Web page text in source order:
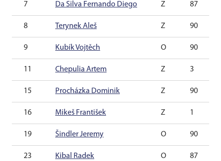
7 Da Silva Fernando Diego Z 87
8 Terynek Aleš Z 90
9 Kubík Vojtěch O 90
11 Chepulia Artem Z 3
15 Procházka Dominik Z 90
16 Mikeš František Z 1
19 Šindler Jeremy O 90
23 Kibal Radek O 87